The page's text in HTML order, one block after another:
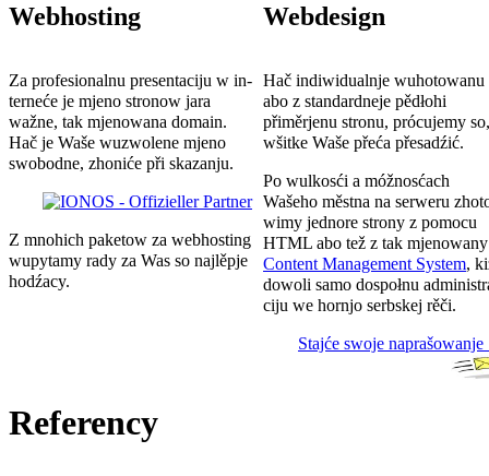
Webhosting Webdesign
Za pro­fesio­nal­nu pre­sen­ta­ciju w in­
ter­neće je mjeno stronow jara
wažne, tak mjenowana domain.
Hač je Waše wuzwolene mjeno
swobodne, zhoniće při skazanju.
Z mnohich paketow za web­hosting
wu­py­tamy rady za Was so naj­lěpje
ho­dźacy.
Hač indiwi­dualnje wuho­to­wanu
abo z stan­dard­neje pěd­łohi
přiměrjenu stronu, prócujemy so,
wšitke Waše přeća přesadźić.
Po wulkosći a móž­nos­ćach
Wašeho městna na ser­weru
wimy jed­nore strony z pomocu
HTML abo tež z tak mje­no­wany
Con­tent Mana­gement System,
dowoli samo dospołnu
ciju we hornjo serbskej rěči.
Stajće swoje
Referency